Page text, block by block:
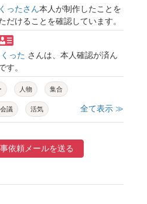
ったさん本人が制作したことを
だけることを確認しています。
った さんは、本人確認が済ん
す。
人物 集合
議 活気
両親 孫
全て表示 ≫
依頼メールを送る